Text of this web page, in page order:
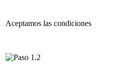
Aceptamos las condiciones